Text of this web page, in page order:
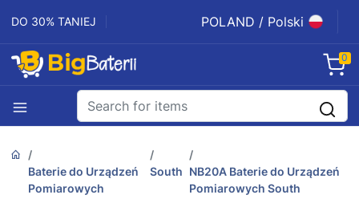
DO 30% TANIEJ POLAND / Polski
0
Baterie do Urządzeń
Pomiarowych
South NB20A Baterie do Urządzeń
Pomiarowych South